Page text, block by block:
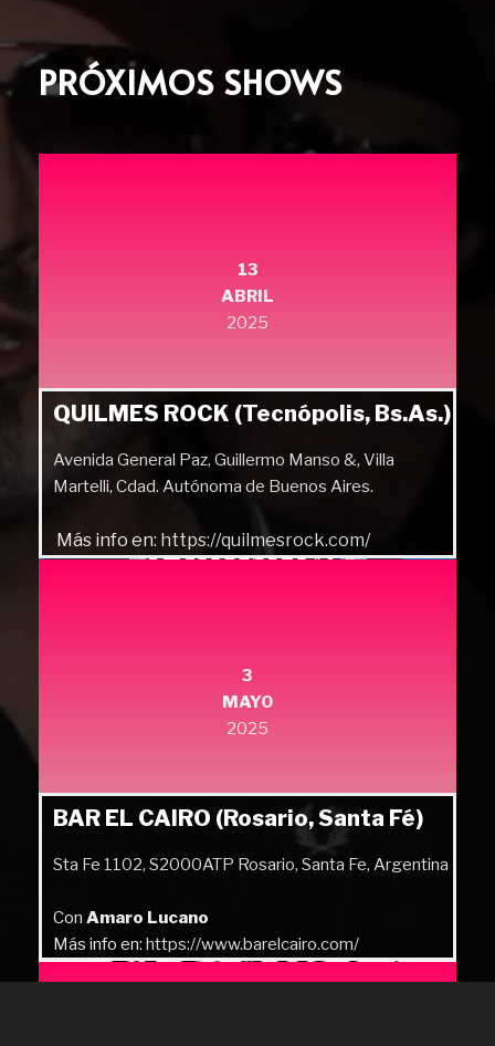
PRÓXIMOS SHOWS
13
ABRIL
2025
QUILMES ROCK (Tecnópolis, Bs.As.)
Avenida General Paz, Guillermo Manso &, Villa
Martelli, Cdad. Autónoma de Buenos Aires.
Más info en: https://quilmesrock.com/
3
MAYO
2025
BAR EL CAIRO (Rosario, Santa Fé)
Sta Fe 1102, S2000ATP Rosario, Santa Fe, Argentina
Con Amaro Lucano
Más info en: https://www.barelcairo.com/